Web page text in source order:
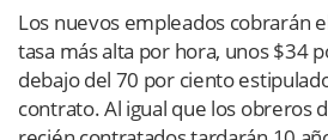
Los nuevos empleados cobrarán
tasa más alta por hora, unos $34
debajo del 70 por ciento
contrato. Al igual que los obreros